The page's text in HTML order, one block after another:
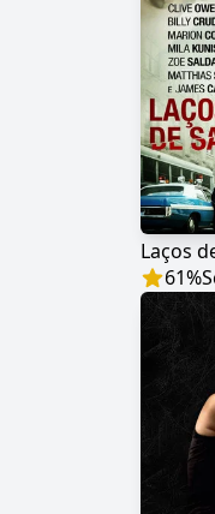
Laços
61%